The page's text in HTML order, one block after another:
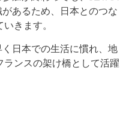
あるため、日本とのつな
きます。
日本での生活に慣れ、地
ンスの架け橋として活躍